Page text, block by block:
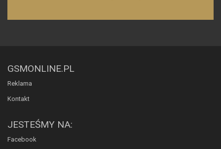
GSMONLINE.PL
Reklama
Kontakt
JESTEŚMY NA:
Facebook